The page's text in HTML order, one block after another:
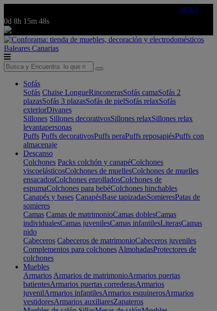
AQUÍ
0d 8h 15m 48s
Baleares Canarias
Sofás
Sofás Chaise LongueRinconerasSofás camaSofás 2
plazasSofás 3 plazasSofás de pielSofás relaxSofás
exteriorDivanes
Sillones Sillones decorativosSillones relaxSillones relax
levantapersonas
Puffs Puffs decorativosPuffs peraPuffs reposapiésPuffs con
almacenaje
Descanso
Colchones Packs colchón y canapéColchones
viscoelásticosColchones de muellesColchones de muelles
ensacadosColchones enrolladosColchones de
espumaColchones para bebéColchones hinchables
Canapés y bases CanapésBase tapizadasSomieresPatas de
somieres
Camas Camas de matrimonioCamas doblesCamas
individualesCamas juvenilesCamas infantilesLiterasCamas
nido
Cabeceros Cabeceros de matrimonioCabeceros juveniles
Complementos para colchones AlmohadasProtectores de
colchones
Muebles
Armarios Armarios de matrimonioArmarios puertas
batientesArmarios puertas correderasArmarios
juvenilArmarios infantilesArmarios esquinerosArmarios
vestidoresArmarios auxiliaresZapateros